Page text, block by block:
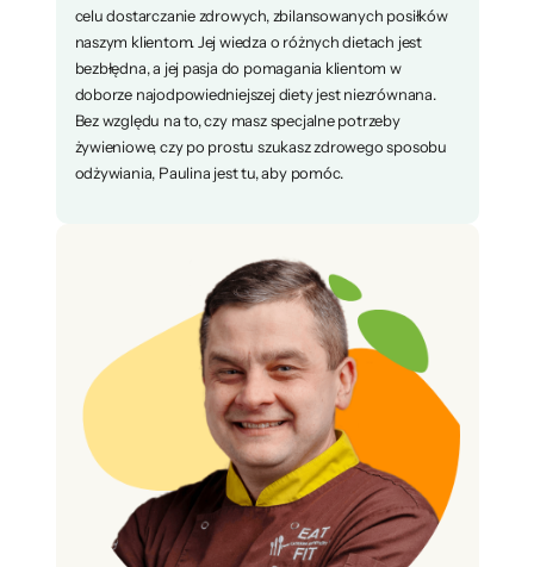
celu dostarczanie zdrowych, zbilansowanych posiłków
naszym klientom. Jej wiedza o różnych dietach jest
bezbłędna, a jej pasja do pomagania klientom w
doborze najodpowiedniejszej diety jest niezrównana.
Bez względu na to, czy masz specjalne potrzeby
żywieniowe, czy po prostu szukasz zdrowego sposobu
odżywiania, Paulina jest tu, aby pomóc.